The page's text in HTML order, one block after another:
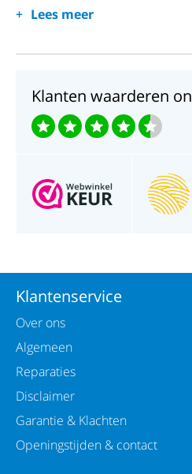
Lees meer
Klanten waarderen
Klantenservice
Over ons
Algemeen
Reparaties
Disclaimer
Garantie & Klachten
Openingstijden & contact